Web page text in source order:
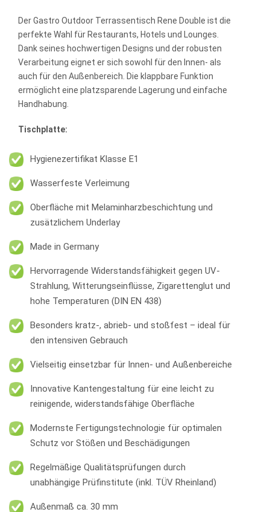
Der Gastro Outdoor Terrassentisch Rene Double ist die
perfekte Wahl für Restaurants, Hotels und Lounges.
Dank seines hochwertigen Designs und der robusten
Verarbeitung eignet er sich sowohl für den Innen- als
auch für den Außenbereich. Die klappbare Funktion
ermöglicht eine platzsparende Lagerung und einfache
Handhabung.
Tischplatte:
Hygienezertifikat Klasse E1
Wasserfeste Verleimung
Oberfläche mit Melaminharzbeschichtung und
zusätzlichem Underlay
Made in Germany
Hervorragende Widerstandsfähigkeit gegen UV-
Strahlung, Witterungseinflüsse, Zigarettenglut und
hohe Temperaturen (DIN EN 438)
Besonders kratz-, abrieb- und stoßfest – ideal für
den intensiven Gebrauch
Vielseitig einsetzbar für Innen- und Außenbereiche
Innovative Kantengestaltung für eine leicht zu
reinigende, widerstandsfähige Oberfläche
Modernste Fertigungstechnologie für optimalen
Schutz vor Stößen und Beschädigungen
Regelmäßige Qualitätsprüfungen durch
unabhängige Prüfinstitute (inkl. TÜV Rheinland)
Außenmaß ca. 30 mm